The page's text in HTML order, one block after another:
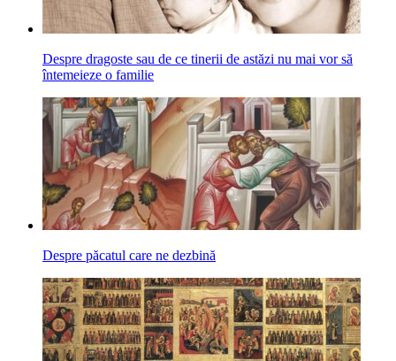
Despre dragoste sau de ce tinerii de astăzi nu mai vor să
întemeieze o familie
Despre păcatul care ne dezbină